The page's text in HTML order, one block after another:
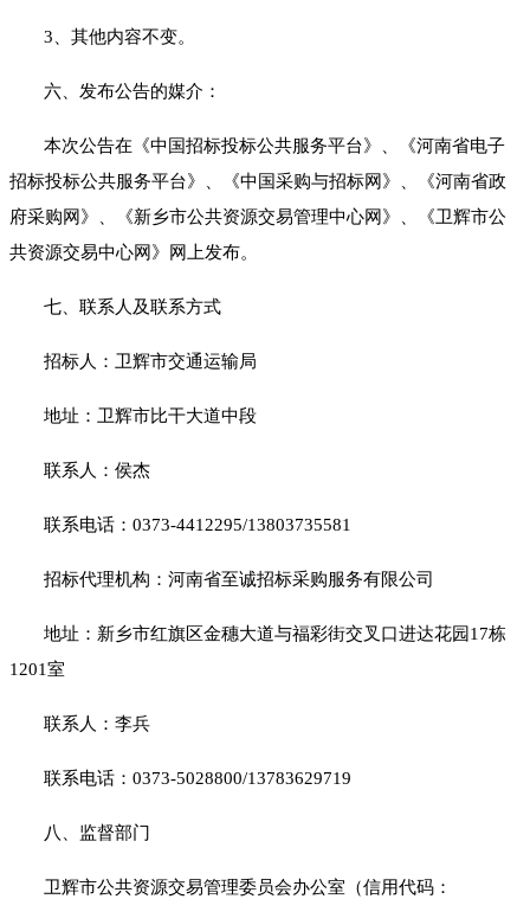
3 、其他内容不变。
六、发布公告的媒介：
本次公告在《中国招标投标公共服务平台》、《河南省电子
招标投标公共服务平台》、《中国采购与招标网》、《河南省政
府采购网》、《新乡市公共资源交易管理中心网》、《卫辉市公
共资源交易中心网》网上发布。
七、联系人及联系方式
招标人：卫辉市交通运输局
地址：卫辉市比干大道中段
联系人：侯杰
联系电话： 0373-4412295/13803735581
招标代理机构：河南省至诚招标采购服务有限公司
地址：新乡市红旗区金穗大道与福彩街交叉口进达花园 17栋
1201室
联系人：李兵
联系电话： 0373-5028800/13783629719
八、监督部门
卫辉市公共资源交易管理委员会办公室（信用代码：